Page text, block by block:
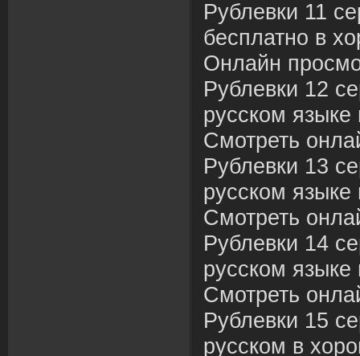
Рублевки 11
бесплатно в
Онлайн
Рублевки 12
русском
Смотреть
Рублевки 13
русском
Смотреть
Рублевки 14
русском
Смотреть
Рублевки 15
русском в